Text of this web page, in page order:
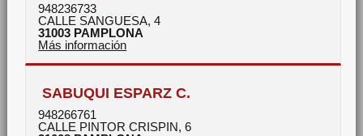
948236733
CALLE SANGUESA, 4
31003 PAMPLONA
Más información
SABUQUI ESPARZ C.
948266761
CALLE PINTOR CRISPIN, 6